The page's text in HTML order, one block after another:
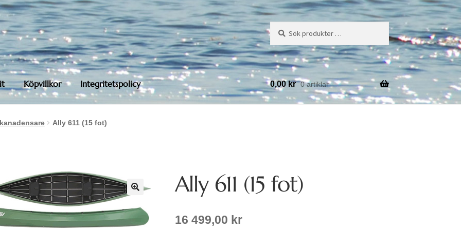
Sök
efter:
Sök
Köpvillkor Integritetspolicy 0,00kr 0 artiklar
Ally 611 (15 fot)
Ally 611 (15 fot)
16 499,00 kr